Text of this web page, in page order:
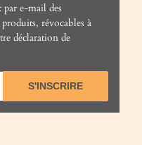
e-mail des
révocables à
déclaration de
S'INSCRIRE